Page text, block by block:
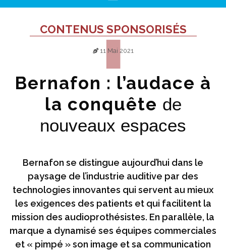
CONTENUS SPONSORISÉS
11 Mai 2021
Bernafon : l’audace à
la conquête de
nouveaux espaces
Bernafon se distingue aujourd’hui dans le
paysage de l’industrie auditive par des
technologies innovantes qui servent au mieux
les exigences des patients et qui facilitent la
mission des audioprothésistes. En parallèle, la
marque a dynamisé ses équipes commerciales
et « pimpé » son image et sa communication